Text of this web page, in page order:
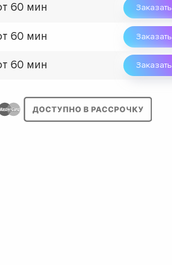
60 мин Заказать
60 мин Заказать
60 мин Заказать